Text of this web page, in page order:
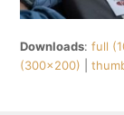
Downloads:full
(300x200) |